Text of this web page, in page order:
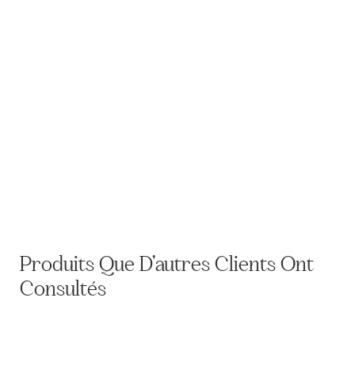
Produits Que D’autres Clients Ont
Consultés